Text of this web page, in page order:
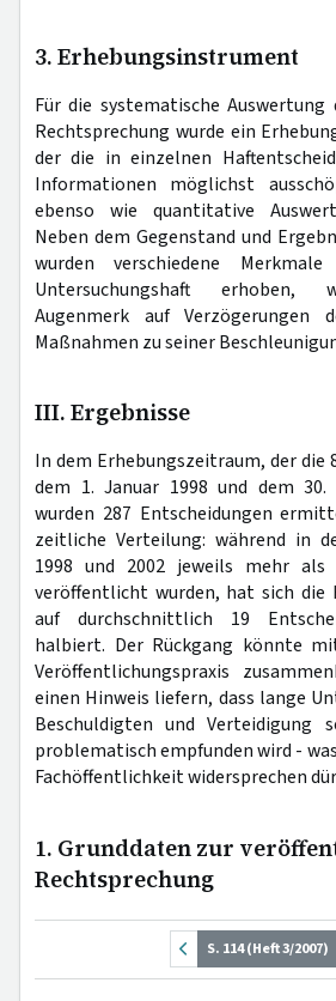
3. Erhebungsinstrument
Für die systematische
Rechtsprechung wurde ein
der die in einzelnen
Informationen möglichst
ebenso wie quantitative
Neben dem Gegenstand und
wurden verschiedene
Untersuchungshaft erhoben,
Augenmerk auf Verzögerungen
Maßnahmen zu seiner
III. Ergebnisse
In dem Erhebungszeitraum, der die
dem 1. Januar 1998 und dem 30.
wurden 287 Entscheidungen
zeitliche Verteilung: während in
1998 und 2002 jeweils mehr als
veröffentlicht wurden, hat sich die
auf durchschnittlich 19
halbiert. Der Rückgang könnte
Veröffentlichungspraxis
einen Hinweis liefern, dass lange
Beschuldigten und Verteidigung
problematisch empfunden wird -
Fachöffentlichkeit widersprechen
1. Grunddaten zur
Rechtsprechung
S. 114 (Heft 3/2007)